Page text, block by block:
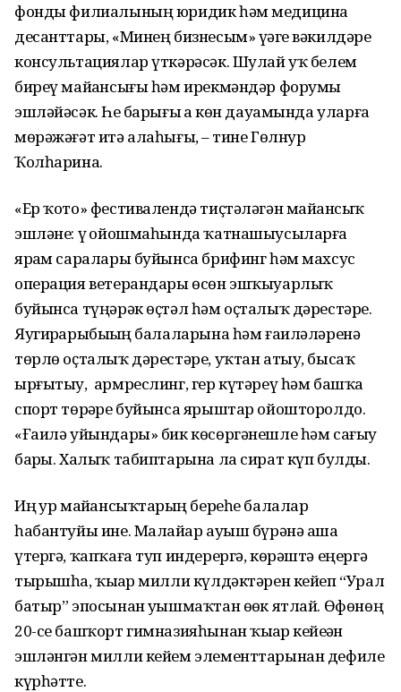
фонды филиалының юридик һәм медицина
десанттары, «Минең бизнесым» үҙәге вәкилдәре
консультациялар үткәрәсәк. Шулай уҡ белем
биреү майҙансығы һәм ирекмәндәр форумы
эшләйәсәк. Һеҙ барығыҙ ҙа көн дауамында уларға
мөрәжәғәт итә алаһығыҙ, – тине Гөлнур
Ҡолһарина.
«Ер ҡото» фестивалендә тиҫтәләгән майҙансыҡ
эшләне: үҙ ойошмаһында ҡатнашыусыларға
ярҙам саралары буйынса брифинг һәм махсус
операция ветерандары өсөн эшҡыуарлыҡ
буйынса түңәрәк өҫтәл һәм оҫталыҡ дәрестәре.
Яугирҙарыбыҙҙың балаларына һәм ғаиләләренә
төрлө оҫталыҡ дәрестәре, уҡтан атыу, бысаҡ
ырғытыу, армреслинг, гер күтәреү һәм башҡа
спорт төрҙәре буйынса ярыштар ойошторолдо.
«Ғаилә уйындары» бик көсөргәнешле һәм сағыу
барҙы. Халыҡ табиптарына ла сират күп булды.
Иң ҙур майҙансыҡтарҙың береһе балалар
һабантуйы ине. Малайҙар ауыш бүрәнә аша
үтергә, ҡапҡаға туп индерергә, көрәштә еңергә
тырышһа, ҡыҙҙар милли күлдәктәрен кейеп “Урал
батыр” эпосынан уҙышмаҡтан өҙөк ятлай. Өфөнөң
20-се башҡорт гимназияһынан ҡыҙҙар кейеҙҙән
эшләнгән милли кейем элементтарынан дефиле
күрһәтте.